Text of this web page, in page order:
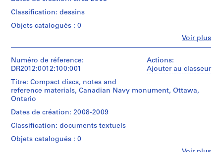
P
r
j
e
t
:
L
b
a
r
titled
"Project:
Navy
is
of
the
proposed
site
the
Navy
Monument
/
Type
roll(s)
Collation:
drawings
Dimensions:
sheet
41.3
×
63
Voir plus
Classification: dessins
Objets catalogués : 0
institutions:
Melvin
(archive
creator)
Quantité
Type
d’objet:
Actions:
Ajouter au classeur
Numéro de réference:
DR2012:0012:100:001
Titre: Compact discs, notes and
reference materials, Canadian Navy monument, Ottawa,
Ontario
Dates de création: 2008-2009
Classification: documents textuels
Objets catalogués : 0